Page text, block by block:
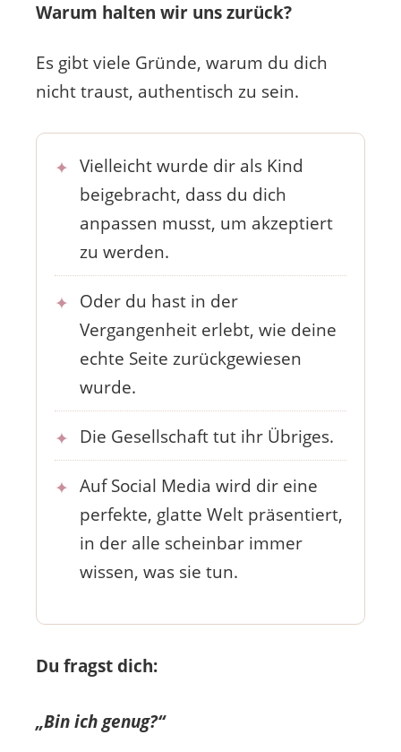
Warum halten wir uns zurück?
Es gibt viele Gründe, warum du dich
nicht traust, authentisch zu sein.
Vielleicht wurde dir als Kind
beigebracht, dass du dich
anpassen musst, um akzeptiert
zu werden.
Oder du hast in der
Vergangenheit erlebt, wie deine
echte Seite zurückgewiesen
wurde.
Die Gesellschaft tut ihr Übriges.
Auf Social Media wird dir eine
perfekte, glatte Welt präsentiert,
in der alle scheinbar immer
wissen, was sie tun.
Du fragst dich:
„Bin ich genug?“